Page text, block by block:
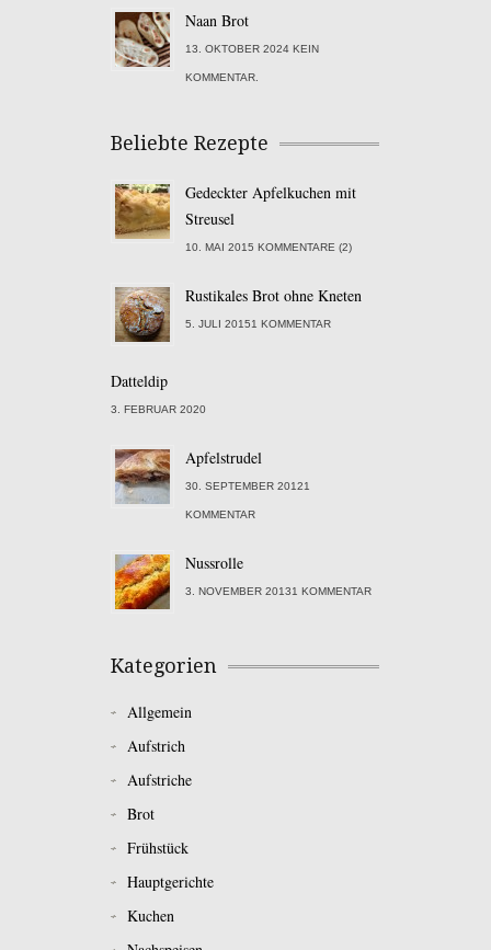
Naan Brot
13. OKTOBER 2024 KEIN
KOMMENTAR.
Beliebte Rezepte
Gedeckter Apfelkuchen mit
Streusel
10. MAI 2015 KOMMENTARE (2)
Rustikales Brot ohne Kneten
5. JULI 20151 KOMMENTAR
Datteldip
3. FEBRUAR 2020
Apfelstrudel
30. SEPTEMBER 20121
KOMMENTAR
Nussrolle
3. NOVEMBER 20131 KOMMENTAR
Kategorien
Allgemein
Aufstrich
Aufstriche
Brot
Frühstück
Hauptgerichte
Kuchen